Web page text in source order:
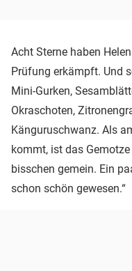
Acht Sterne haben
Prüfung erkämpft. Und
Mini-Gurken,
Okraschoten,
Känguruschwanz. Als
kommt, ist das
bisschen gemein. Ein
schon schön gewesen.“